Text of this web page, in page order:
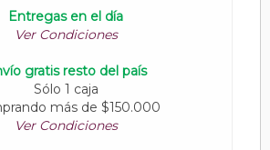
Entregas en el día
Ver Condiciones
gratis resto del país
Sólo 1 caja
más de $150.000
Ver Condiciones